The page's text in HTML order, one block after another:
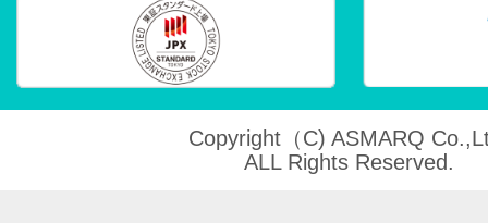
Copyright（C) ASMARQ
ALL Rights Reserved.